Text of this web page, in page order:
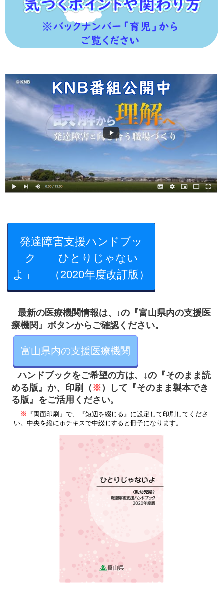
発達障害支援ハンドブッ
ク 「ひとりじゃない
よ」 （2020年度改訂版）
最新の医療機関情報は、↓の『富山県内の支援医
療機関』ボタンからご確認ください。
富山県内の支援医療機関
ハンドブックをご希望の方は、↓の『そのまま読
める版』か、印刷（ ※）して『そのまま製本でき
る版』をご活用ください。
※ 『両面印刷』で、『短辺を綴じる』に設定して印刷してくださ
い。中央を縦にホチキスで中綴じすると冊子になります。